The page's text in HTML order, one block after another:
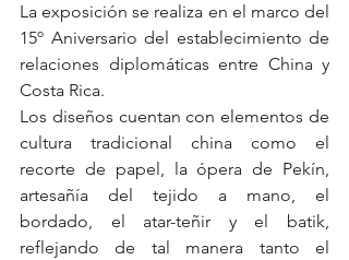
La exposición se realiza en el marco del
15º Aniversario del establecimiento de
relaciones diplomáticas entre China y
Costa Rica.
Los diseños cuentan con elementos de
cultura tradicional china como el
recorte de papel, la ópera de Pekín,
artesañía del tejido a mano, el
bordado, el atar-teñir y el batik,
reflejando de tal manera tanto el